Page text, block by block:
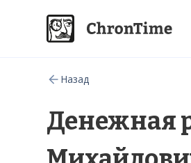
Назад
Денежная